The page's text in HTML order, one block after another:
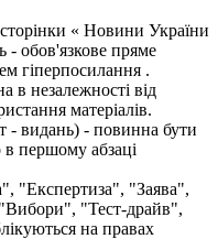
сторінки « Новини України
- обов'язкове пряме
гіперпосилання .
в незалежності від
матеріалів.
- видань) - повинна бути
в першому абзаці
"Експертиза", "Заява",
"Тест-драйв",
на правах